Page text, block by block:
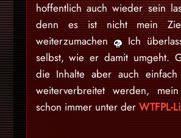
hoffentlich auch wieder sein
denn es ist nicht mein
weiterzumachen
Ich
selbst, wie er damit umgeht.
die Inhalte aber auch
weiterverbreitet werden,
schon immer unter der WTFPL-